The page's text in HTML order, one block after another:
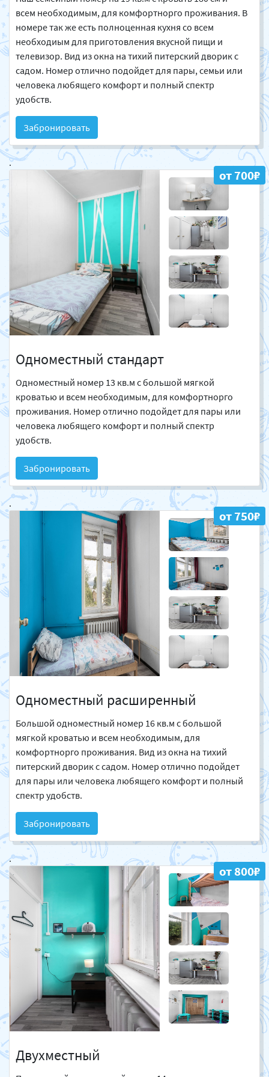
всем необходимым, для комфортнорго проживания. В
номере так же есть полноценная кухня со всем
необходиым для приготовления вкусной пищи и
телевизор. Вид из окна на тихий питерский дворик с
садом. Номер отлично подойдет для пары, семьи или
человека любящего комфорт и полный спектр
удобств.
Забронировать
.
от 700₽
Одноместный стандарт
Одноместный номер 13 кв.м с большой мягкой
кроватью и всем необходимым, для комфортнорго
проживания. Номер отлично подойдет для пары или
человека любящего комфорт и полный спектр
удобств.
Забронировать
.
от 750₽
Одноместный расширенный
Большой одноместный номер 16 кв.м с большой
мягкой кроватью и всем необходимым, для
комфортнорго проживания. Вид из окна на тихий
питерский дворик с садом. Номер отлично подойдет
для пары или человека любящего комфорт и полный
спектр удобств.
Забронировать
.
от 800₽
Двухместный